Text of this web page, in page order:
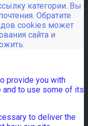
категории. Вы
Обратите
cookies может
сайта и
provide you with
and to use some of its
to deliver the